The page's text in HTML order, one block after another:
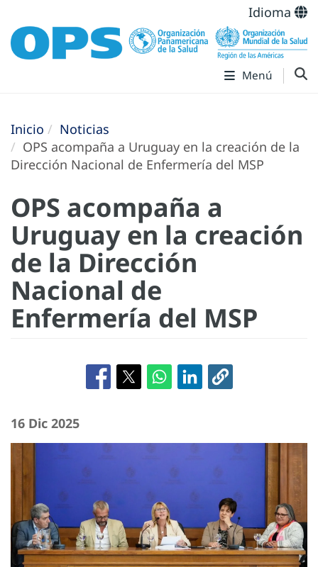
Idioma
Menú
Inicio
Noticias
OPS acompaña a Uruguay en la creación de la
Dirección Nacional de Enfermería del MSP
OPS acompaña a
Uruguay en la creación
de la Dirección
Nacional de
Enfermería del MSP
16 Dic 2025